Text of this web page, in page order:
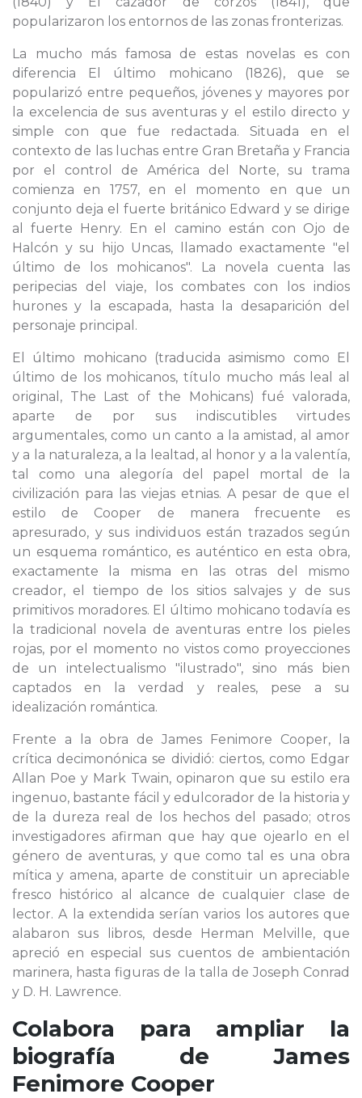
popularizaron los entornos de las zonas fronterizas.
La mucho más famosa de estas novelas es con
diferencia El último mohicano (1826), que se
popularizó entre pequeños, jóvenes y mayores por
la excelencia de sus aventuras y el estilo directo y
simple con que fue redactada. Situada en el
contexto de las luchas entre Gran Bretaña y Francia
por el control de América del Norte, su trama
comienza en 1757, en el momento en que un
conjunto deja el fuerte británico Edward y se dirige
al fuerte Henry. En el camino están con Ojo de
Halcón y su hijo Uncas, llamado exactamente "el
último de los mohicanos". La novela cuenta las
peripecias del viaje, los combates con los indios
hurones y la escapada, hasta la desaparición del
personaje principal.
El último mohicano (traducida asimismo como El
último de los mohicanos, título mucho más leal al
original, The Last of the Mohicans) fué valorada,
aparte de por sus indiscutibles virtudes
argumentales, como un canto a la amistad, al amor
y a la naturaleza, a la lealtad, al honor y a la valentía,
tal como una alegoría del papel mortal de la
civilización para las viejas etnias. A pesar de que el
estilo de Cooper de manera frecuente es
apresurado, y sus individuos están trazados según
un esquema romántico, es auténtico en esta obra,
exactamente la misma en las otras del mismo
creador, el tiempo de los sitios salvajes y de sus
primitivos moradores. El último mohicano todavía es
la tradicional novela de aventuras entre los pieles
rojas, por el momento no vistos como proyecciones
de un intelectualismo "ilustrado", sino más bien
captados en la verdad y reales, pese a su
idealización romántica.
Frente a la obra de James Fenimore Cooper, la
crítica decimonónica se dividió: ciertos, como Edgar
Allan Poe y Mark Twain, opinaron que su estilo era
ingenuo, bastante fácil y edulcorador de la historia y
de la dureza real de los hechos del pasado; otros
investigadores afirman que hay que ojearlo en el
género de aventuras, y que como tal es una obra
mítica y amena, aparte de constituir un apreciable
fresco histórico al alcance de cualquier clase de
lector. A la extendida serían varios los autores que
alabaron sus libros, desde Herman Melville, que
apreció en especial sus cuentos de ambientación
marinera, hasta figuras de la talla de Joseph Conrad
y D. H. Lawrence.
Colabora para ampliar la
biografía de James
Fenimore Cooper